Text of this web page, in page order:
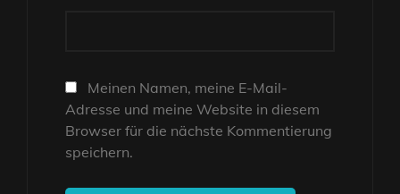
Meinen Namen, meine E-Mail-
Adresse und meine Website in diesem
Browser für die nächste Kommentierung
speichern.